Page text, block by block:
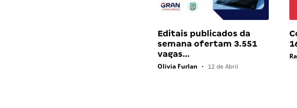
Editais publicados da
semana ofertam 3.551
vagas…
Olivia Furlan • 12 de Abril